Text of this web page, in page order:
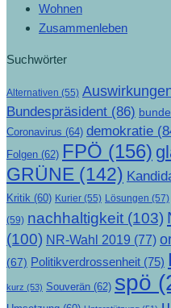
Wohnen
Zusammenleben
Suchwörter
Alternativen (55)
Bundespräsident (86)
Coronavirus (64) demokratie
Folgen (62) FPÖ (156)
GRÜNE (142)
Kritik (60) Kurier (55) Lösungen (57)
(59) nachhaltigkeit (103)
(100) NR-Wahl 2019 (77)
(67) Politikverdrossenheit (75)
kurz (53) Souverän (62) spö